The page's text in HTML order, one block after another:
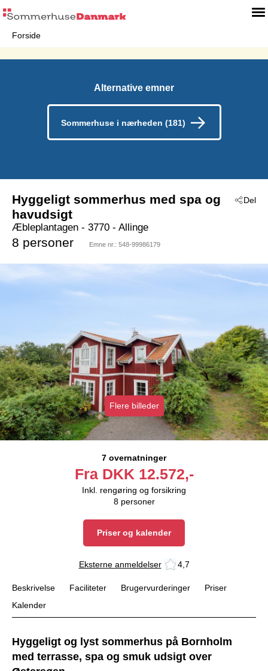
Forside
Alternative emner
Sommerhuse i nærheden (181)
Del
Hyggeligt sommerhus med spa og
havudsigt
Æbleplantagen - 3770 - Allinge
8 personer Emne nr.: 548-99986179
Flere billeder
7 overnatninger
Fra DKK 12.572,-
Inkl. rengøring og forsikring
8 personer
Priser og kalender
Eksterne anmeldelser 4,7
Beskrivelse Faciliteter Brugervurderinger
Priser
Kalender
Hyggeligt og lyst sommerhus på Bornholm
med terrasse, spa og smuk udsigt over